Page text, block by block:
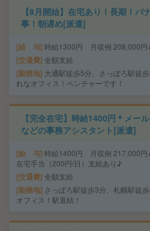
【8月開始】在宅あり！長期！バ
事！朝遅め[派遣]
給 与 時給1300円 月収例 208,000円
交通費 全額支給
勤務地 大通駅徒歩5分、さっぽろ駅徒
れなオフィス！ベンチャーです！
【完全在宅】時給1400円＊メー
などの事務アシスタント[派遣]
給 与 時給1400円 月収例 217,000
在宅手当（200円/日）支給あり♪
交通費 全額支給
勤務地 さっぽろ駅徒歩3分、札幌駅徒
オフィス！駅直結！